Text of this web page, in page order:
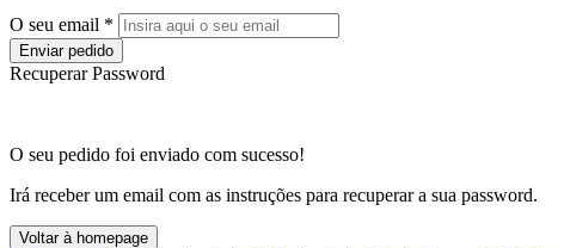
O seu email *
Enviar pedido
Recuperar Password
O seu pedido foi enviado com sucesso!
Irá receber um email com as instruções para recuperar a sua password.
Voltar à homepage